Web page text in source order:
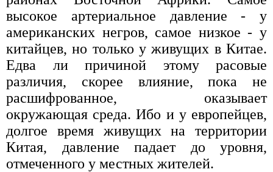
высокое артериальное давление - у
американских негров, самое низкое - у
китайцев, но только у живущих в Китае.
Едва ли причиной этому расовые
различия, скорее влияние, пока не
расшифрованное, оказывает
окружающая среда. Ибо и у европейцев,
долгое время живущих на территории
Китая, давление падает до уровня,
отмеченного у местных жителей.